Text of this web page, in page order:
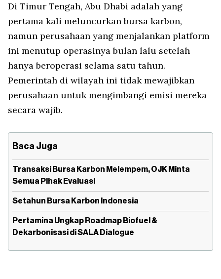
Di Timur Tengah, Abu Dhabi adalah yang
pertama kali meluncurkan bursa karbon,
namun perusahaan yang menjalankan platform
ini menutup operasinya bulan lalu setelah
hanya beroperasi selama satu tahun.
Pemerintah di wilayah ini tidak mewajibkan
perusahaan untuk mengimbangi emisi mereka
secara wajib.
Baca Juga
Transaksi Bursa Karbon Melempem, OJK Minta
Semua Pihak Evaluasi
Setahun Bursa Karbon Indonesia
Pertamina Ungkap Roadmap Biofuel &
Dekarbonisasi di SALA Dialogue